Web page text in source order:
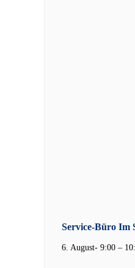
Service-Büro Im
6. August- 9:00–